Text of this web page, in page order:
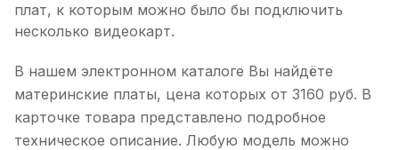
плат, к которым можно было бы подключить
несколько видеокарт.
В нашем электронном каталоге Вы найдёте
материнские платы, цена которых от 3160 руб. В
карточке товара представлено подробное
техническое описание. Любую модель можно